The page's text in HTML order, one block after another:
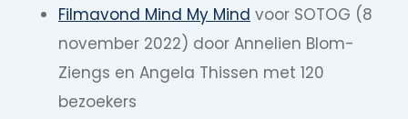
Filmavond Mind My Mind voor SOTOG (8
november 2022) door Annelien Blom-
Ziengs en Angela Thissen met 120
bezoekers